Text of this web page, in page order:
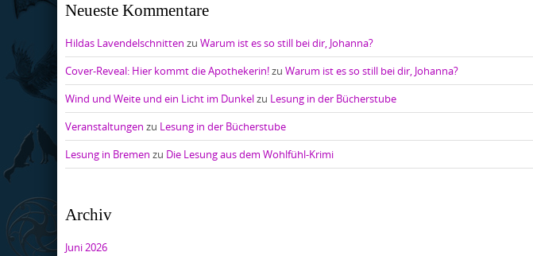
Neueste Kommentare
Hildas Lavendelschnitten zu Warum ist es so still bei dir, Johanna?
Cover-Reveal: Hier kommt die Apothekerin!zu Warum ist es so still bei dir, Johanna?
Wind und Weite und ein Licht im Dunkelzu Lesung in der Bücherstube
Veranstaltungen zu Lesung in der Bücherstube
Lesung in Bremen zu Die Lesung aus dem Wohlfühl-Krimi
Archiv
Juni 2026